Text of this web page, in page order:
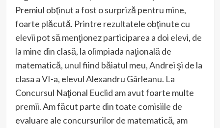
Premiul obţinut a fost o surpriză pentru mine,
foarte plăcută. Printre rezultatele obţinute cu
elevii pot să menţionez participarea a doi elevi, de
la mine din clasă, la olimpiada naţională de
matematică, unul fiind băiatul meu, Andrei şi de la
clasa a VI-a, elevul Alexandru Gârleanu. La
Concursul Naţional Euclid am avut foarte multe
premii. Am făcut parte din toate comisiile de
evaluare ale concursurilor de matematică, am